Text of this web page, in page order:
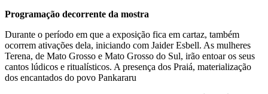
Programação decorrente da mostra
Durante o período em que a exposição fica em cartaz, também
ocorrem ativações dela, iniciando com Jaider Esbell. As mulheres
Terena, de Mato Grosso e Mato Grosso do Sul, irão entoar os seus
cantos lúdicos e ritualísticos. A presença dos Praiá, materialização
dos encantados do povo Pankararu